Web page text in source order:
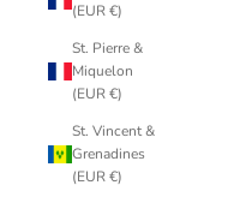
(EUR €)
St. Pierre &
Miquelon
(EUR €)
St. Vincent &
Grenadines
(EUR €)